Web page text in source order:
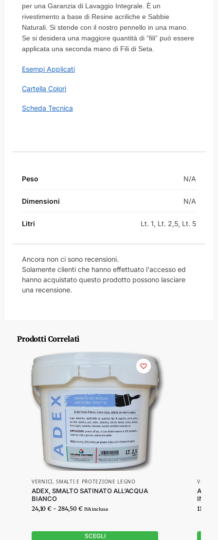
per una Garanzia di Lavaggio Integrale. È un
rivestimento a base di Resine acriliche e Sabbie
Naturali. Si stende con il nostro pennello in una mano.
Se si desidera una maggiore quantità di ”fili“ può essere
applicata una seconda mano di Fili di Seta.
Esempi Applicati
Cartella Colori
Scheda Tecnica
Peso N/A
Dimensioni N/A
Litri Lt. 1, Lt. 2,5, Lt. 5
Ancora non ci sono recensioni.
Solamente clienti che hanno effettuato l'accesso ed
hanno acquistato questo prodotto possono lasciare
una recensione.
Prodotti Correlati
VERNICI,SMALTI E PROTEZIONE LEGNO
ADEX, SMALTO SATINATO ALL’ACQUA
BIANCO
24,10 € - 284,50 € IVA inclusa
SCEGLI
VERNICI
11,00